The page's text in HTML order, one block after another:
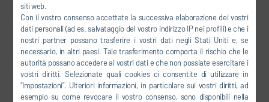
siti web.
Con il vostro consenso accettate la successiva elaborazione dei vostri
dati personali (ad es. salvataggio del vostro indirizzo IP nei profili) e che i
nostri partner possano trasferire i vostri dati negli Stati Uniti e, se
necessario, in altri paesi. Tale trasferimento comporta il rischio che le
autorità possano accedere ai vostri dati e che non possiate esercitare i
vostri diritti. Selezionate quali cookies ci consentite di utilizzare in
“Impostazioni”. Ulteriori informazioni, in particolare sui vostri diritti, ad
esempio su come revocare il vostro consenso, sono disponibili nella
FACEBOOK
YOUTUBE
LINKEDIN
INSTAGRAM